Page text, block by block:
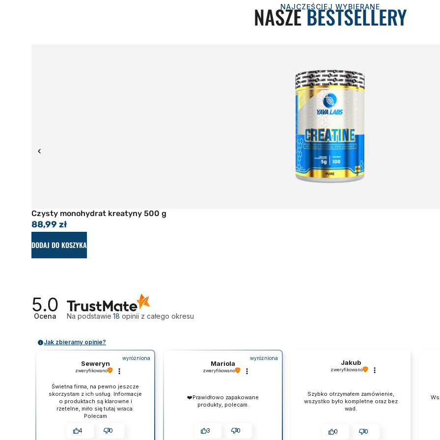
NAJCZĘŚCIEJ WYBIERANE
NASZEBESTSELLERY
Czysty monohydrat kreatyny 500 g
88,99 zł
DODAJ DO KOSZYKA
5.0
Ocena Na podstawie 18 opinii z całego okresu
Jak zbieramy opinie?
wyróżniona
Seweryn
zweryfikowano
Świetna firma, na pewno jeszcze
skorzystam z ich usług. Informacje
o produktach są klarowne i
rzetelne, miło się tutaj wraca.
Polecam
4 0
wyróżniona
Mariola
zweryfikowano
❤️Prawidłowo zapakowane
produkty, polecam.
3 0
Jakub
zweryfikowano
Szybko otrzymałem zamówienie,
wszystko było kompletne oraz bez
wad.
0 0